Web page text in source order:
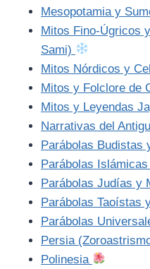
Mesopotamia y
Mitos Fino-Úgricos
Sami)
Mitos Nórdicos y
Mitos y Folclore de
Mitos y Leyendas
Narrativas del
Parábolas Budistas
Parábolas
Parábolas Judías y
Parábolas Taoístas
Parábolas
Persia
Polinesia